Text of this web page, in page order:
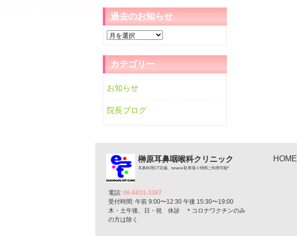
過去のお知らせ
過
の
お
ら
せ
カテゴリー
お知らせ
院長ブログ
榊原耳鼻咽喉科クリニック
耳鼻科用CT完備、tonarie 駐車場１時間ご利用可能*
電話: 06-6831-3387
受付時間: 午前 9:00〜12:30 午後 15:30〜19:00
木・土午後、日・祝 休診 ＊コロナワクチンのみ
の方は除く
HOME